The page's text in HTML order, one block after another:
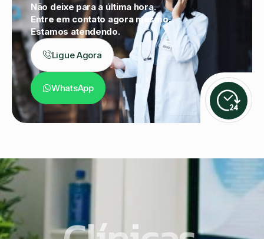
Não deixe para a última hora.
Entre em contato agora mesmo.
Estamos atendendo.
Ligue Agora
WhatsApp